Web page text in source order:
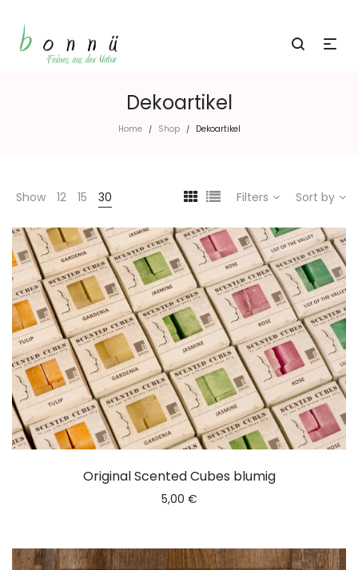
Dekoartikel
Home / Shop / Dekoartikel
Show 12 15 30 Filters Sort by
Original Scented Cubes blumig
5,00 €